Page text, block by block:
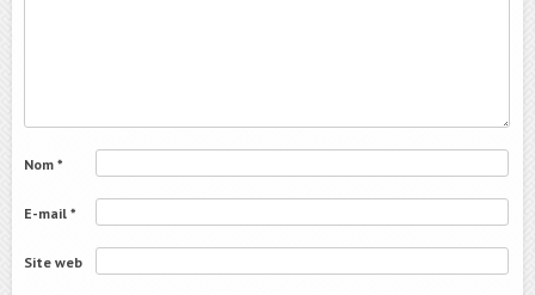
Nom *
E-mail *
Site web